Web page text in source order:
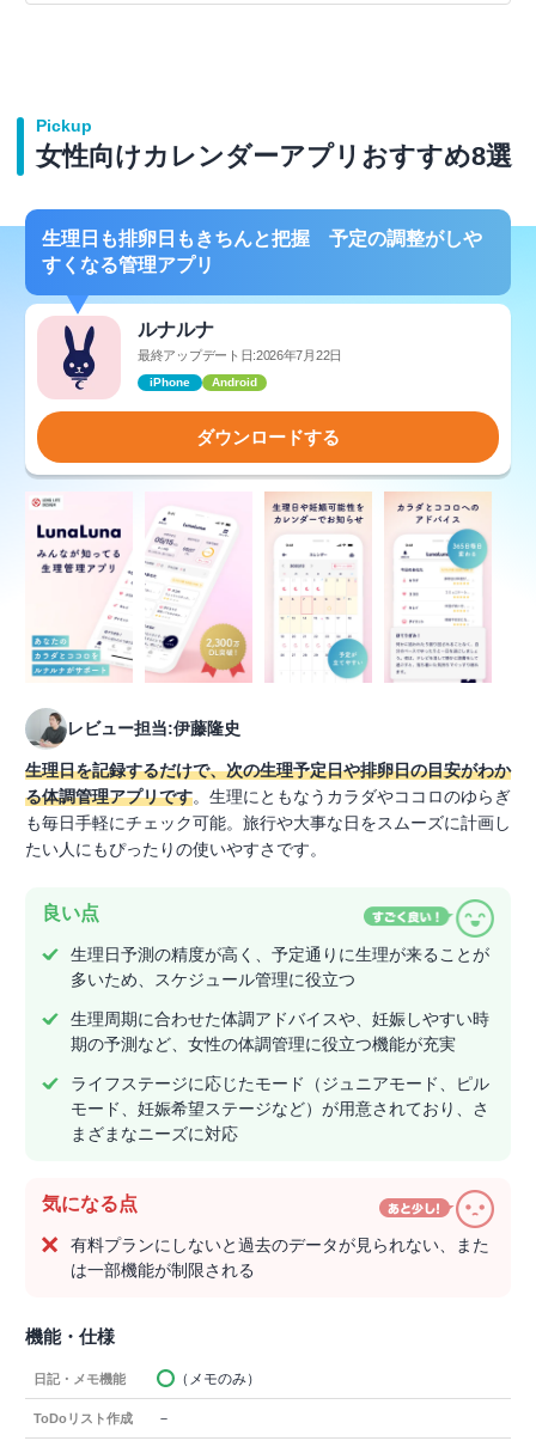
Pickup
女性向けカレンダーアプリおすすめ8選
生理日も排卵日もきちんと把握 予定の調整がしや
すくなる管理アプリ
ルナルナ
最終アップデート日:2026年7月22日
iPhone Android
ダウンロードする
レビュー担当:伊藤隆史
生理日を記録するだけで、次の生理予定日や排卵日の目安がわか
る体調管理アプリです。生理にともなうカラダやココロのゆらぎ
も毎日手軽にチェック可能。旅行や大事な日をスムーズに計画し
たい人にもぴったりの使いやすさです。
良い点
生理日予測の精度が高く、予定通りに生理が来ることが
多いため、スケジュール管理に役立つ
生理周期に合わせた体調アドバイスや、妊娠しやすい時
期の予測など、女性の体調管理に役立つ機能が充実
ライフステージに応じたモード（ジュニアモード、ピル
モード、妊娠希望ステージなど）が用意されており、さ
まざまなニーズに対応
気になる点
有料プランにしないと過去のデータが見られない、また
は一部機能が制限される
機能・仕様
日記・メモ機能 （メモのみ）
ToDoリスト作成 －